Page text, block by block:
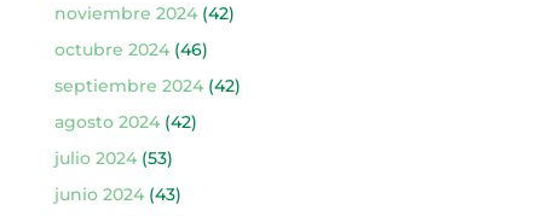
noviembre 2024(42)
octubre 2024(46)
septiembre 2024(42)
agosto 2024(42)
julio 2024(53)
junio 2024(43)